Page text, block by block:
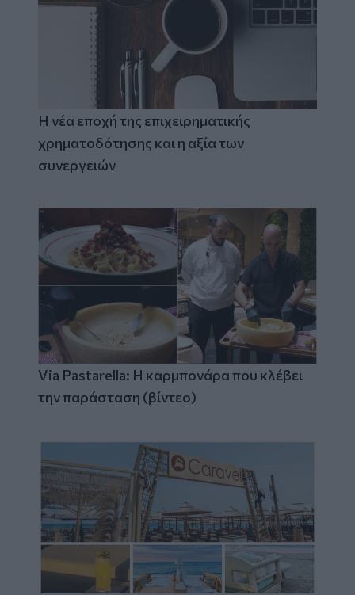
Η νέα εποχή της επιχειρηματικής
χρηματοδότησης και η αξία των
συνεργειών
Via Pastarella: Η καρμπονάρα που κλέβει
την παράσταση (βίντεο)